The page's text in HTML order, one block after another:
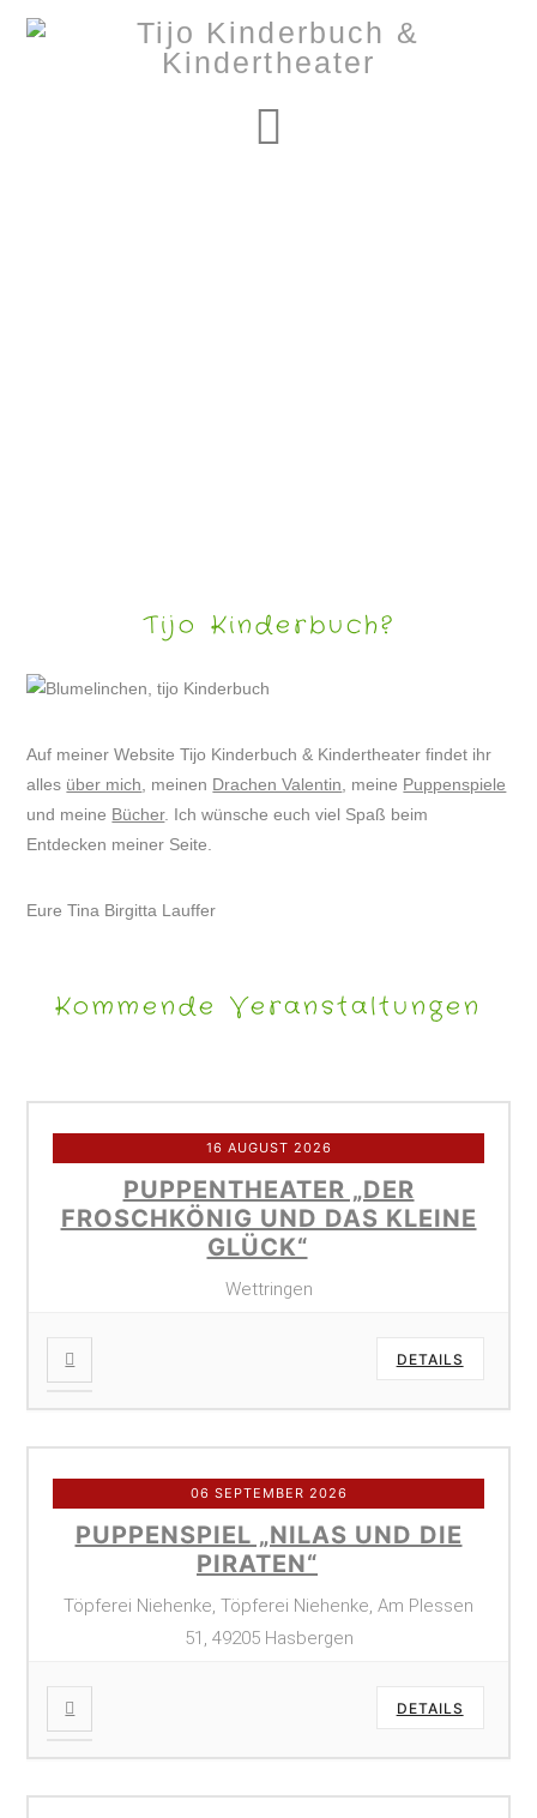
Tijo Kinderbuch?
Auf meiner Website Tijo Kinderbuch & Kindertheater findet ihr
alles über mich , meinen Drachen Valentin , meine Puppenspiele
und meine Bücher. Ich wünsche euch viel Spaß beim
Entdecken meiner Seite.
Eure Tina Birgitta Lauffer
Kommende Veranstaltungen
16 AUGUST 2026
PUPPENTHEATER „DER
FROSCHKÖNIG UND DAS KLEINE
GLÜCK“
Wettringen
DETAILS
06 SEPTEMBER 2026
PUPPENSPIEL „NILAS UND DIE
PIRATEN“
Töpferei Niehenke, Töpferei Niehenke, Am Plessen
51, 49205 Hasbergen
DETAILS